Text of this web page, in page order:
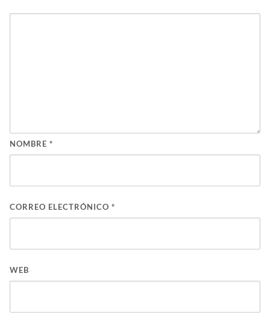
NOMBRE *
CORREO ELECTRÓNICO *
WEB